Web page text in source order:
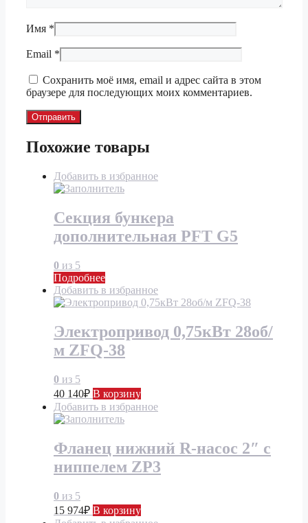
Имя *
Email *
Сохранить моё имя, email и адрес сайта в этом
браузере для последующих моих комментариев.
Похожие товары
Добавить в избранное
Секция бункера
дополнительная PFT G5
0 из 5
Подробнее
Добавить в избранное
Электропривод 0,75кВт 28об/
м ZFQ-38
0 из 5
40 140₽ В корзину
Добавить в избранное
Фланец нижний R-насос 2″ с
ниппелем ZP3
0 из 5
15 974₽ В корзину